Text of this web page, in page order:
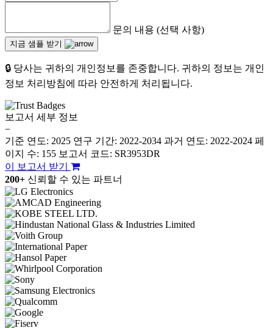
문의 내용 (선택 사항)
지금 샘플 받기
🔒 당사는 귀하의 개인정보를 존중합니다. 귀하의 정보는 개인
정보 처리방침에 따라 안전하게 처리됩니다.
보고서 세부 정보
−
기준 연도: 2025 연구 기간: 2022-2034 과거 연도: 2022-2024 페
이지 수: 155 보고서 코드: SR3953DR
이 보고서 받기
200+ 신뢰할 수 있는 파트너